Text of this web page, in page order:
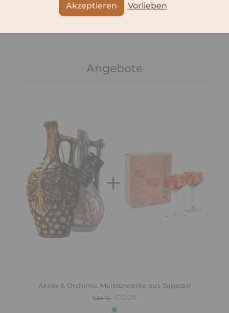
Angebote
Akido & Orshimo: Meisterwerke aus Saperavi
€60,70 €52,20
Akzeptieren Vorlieben